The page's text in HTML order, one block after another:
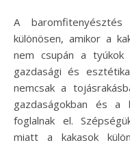
A baromfitenyésztés világa sokszínű és izgalmas,
különösen, amikor a
nem csupán a tyúkok
gazdasági és
nemcsak a
gazdaságokban és a
foglalnak el.
miatt a kakasok